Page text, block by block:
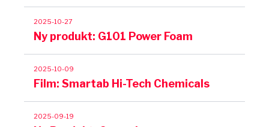
2025-10-27
Ny produkt: G101 Power Foam
2025-10-09
Film: Smartab Hi-Tech Chemicals
2025-09-19